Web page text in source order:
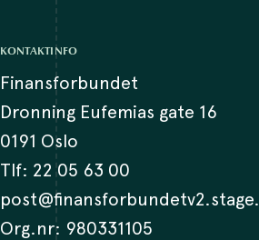
KONTAKTINFO
Finansforbundet
Dronning Eufemias gate 16
0191 Oslo
Tlf: 22 05 63 00
Org.nr: 980331105